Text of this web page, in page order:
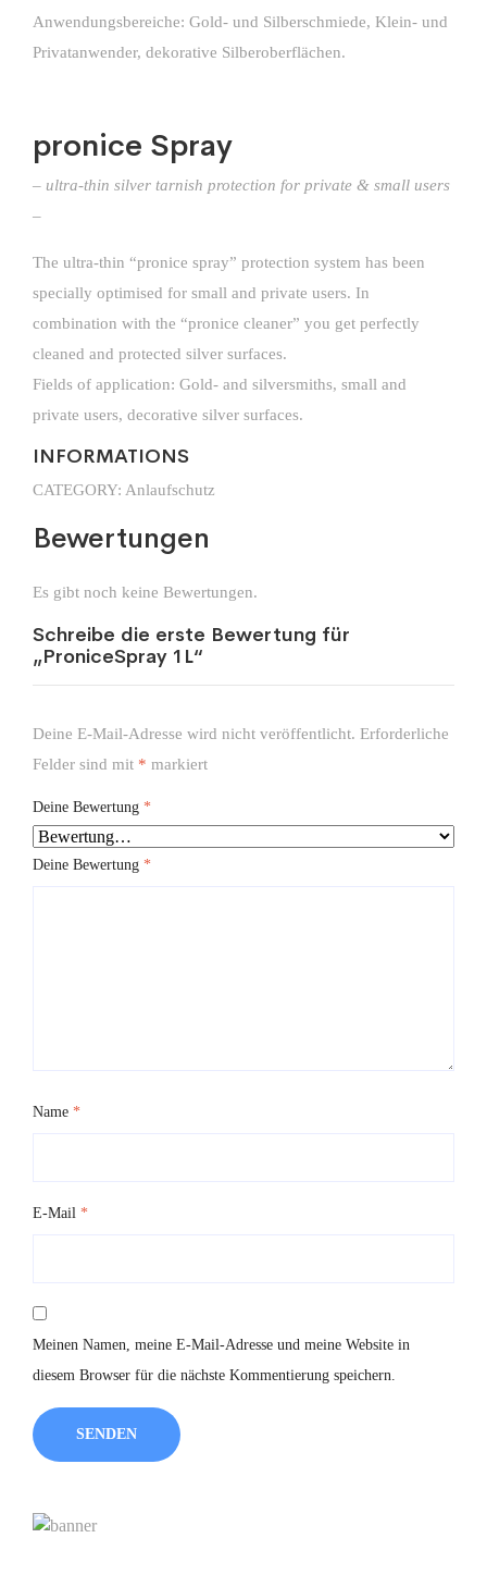
Anwendungsbereiche: Gold- und Silberschmiede, Klein- und
Privatanwender, dekorative Silberoberflächen.
pronice Spray
– ultra-thin silver tarnish protection for private & small users
–
The ultra-thin “pronice spray” protection system has been
specially optimised for small and private users. In
combination with the “pronice cleaner” you get perfectly
cleaned and protected silver surfaces.
Fields of application: Gold- and silversmiths, small and
private users, decorative silver surfaces.
INFORMATIONS
CATEGORY: Anlaufschutz
Bewertungen
Es gibt noch keine Bewertungen.
Schreibe die erste Bewertung für
„ProniceSpray 1L“
Deine E-Mail-Adresse wird nicht veröffentlicht. Erforderliche
Felder sind mit * markiert
Deine Bewertung *
Deine Bewertung *
Name *
E-Mail *
Meinen Namen, meine E-Mail-Adresse und meine Website in
diesem Browser für die nächste Kommentierung speichern.